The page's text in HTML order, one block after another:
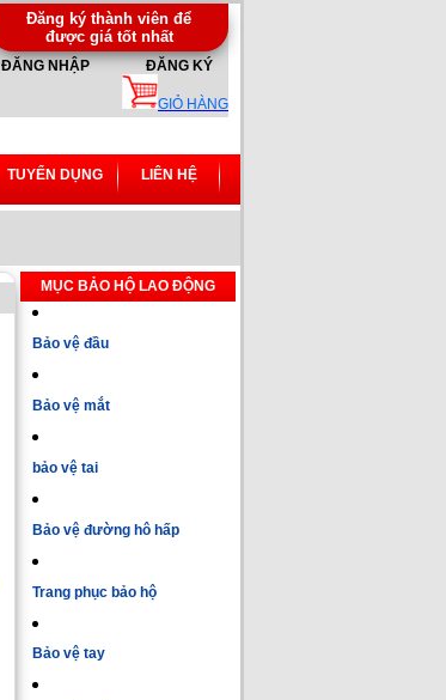
Đăng ký thành viên để
được giá tốt nhất
ĐĂNG NHẬP ĐĂNG KÝ
GIỎ HÀNG
TUYỂN DỤNG LIÊN HỆ
MỤC BẢO HỘ LAO ĐỘNG
Bảo vệ đầu
Bảo vệ mắt
bảo vệ tai
Bảo vệ đường hô hấp
Trang phục bảo hộ
Bảo vệ tay